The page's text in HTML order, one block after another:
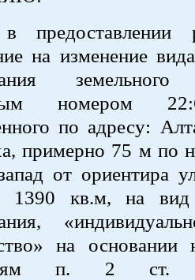
в предоставлении
на изменение
номером
по адресу:
примерно 75 м по
от ориентира
1390 кв.м, на вид
на основании
п. 2 ст.